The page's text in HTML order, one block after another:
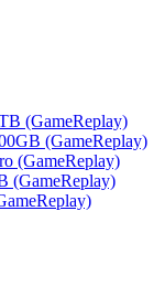
(GameReplay)
(GameReplay)
(GameReplay)
(GameReplay)